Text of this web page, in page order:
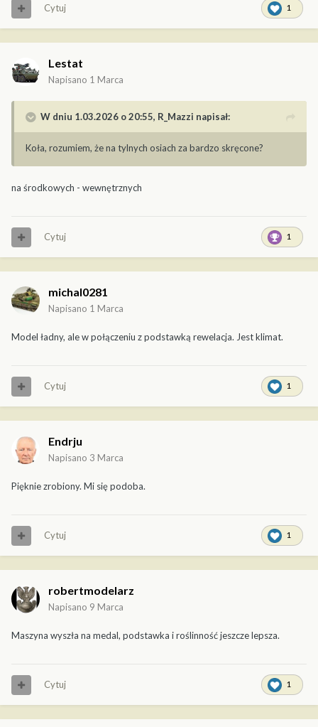
1
Cytuj
Lestat
Napisano 1 Marca
W dniu 1.03.2026 o 20:55, R_Mazzi napisał:
Koła, rozumiem, że na tylnych osiach za bardzo skręcone?
na środkowych - wewnętrznych
1
Cytuj
michal0281
Napisano 1 Marca
Model ładny, ale w połączeniu z podstawką rewelacja. Jest klimat.
1
Cytuj
Endrju
Napisano 3 Marca
Pięknie zrobiony. Mi się podoba.
1
Cytuj
robertmodelarz
Napisano 9 Marca
Maszyna wyszła na medal, podstawka i roślinność jeszcze lepsza.
1
Cytuj